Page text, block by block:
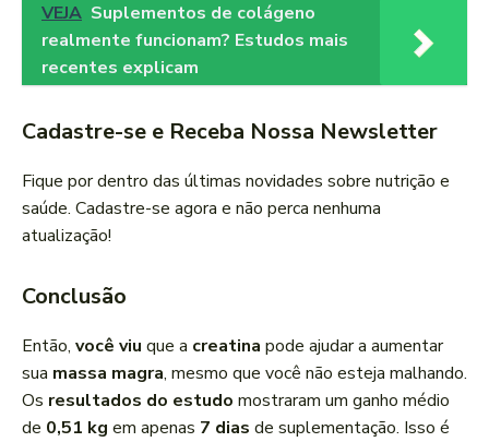
VEJA Suplementos de colágeno
realmente funcionam? Estudos mais
recentes explicam
Cadastre-se e Receba Nossa Newsletter
Fique por dentro das últimas novidades sobre nutrição e
saúde. Cadastre-se agora e não perca nenhuma
atualização!
Conclusão
Então, você viu que a creatina pode ajudar a aumentar
sua massa magra, mesmo que você não esteja malhando.
Os resultados do estudo mostraram um ganho médio
de 0,51 kg em apenas 7 dias de suplementação. Isso é